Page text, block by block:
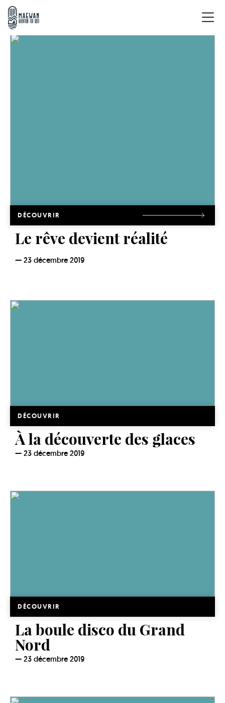
ACTUALITÉS
DÉCOUVRIR
Le rêve devient réalité
23 décembre 2019
DÉCOUVRIR
À la découverte des glaces
23 décembre 2019
DÉCOUVRIR
La boule disco du Grand
Nord
23 décembre 2019